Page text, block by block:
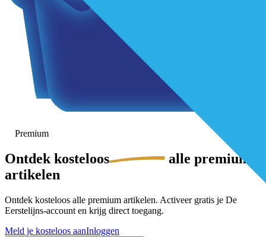
Premium
Ontdek kosteloos
alle premium-
artikelen
Ontdek kosteloos alle premium artikelen. Activeer gratis je De
Eerstelijns-account en krijg direct toegang.
Meld je kosteloos aanInloggen